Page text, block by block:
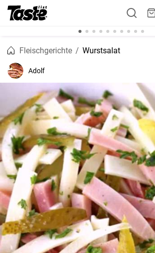
Fleischgerichte Wurstsalat
Adolf